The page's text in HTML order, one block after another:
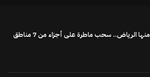
منها الرياض.. سحب ماطرة على أجزاء من 7 مناطق